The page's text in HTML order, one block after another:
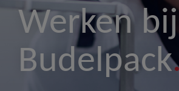
Werken bij
Budelpack